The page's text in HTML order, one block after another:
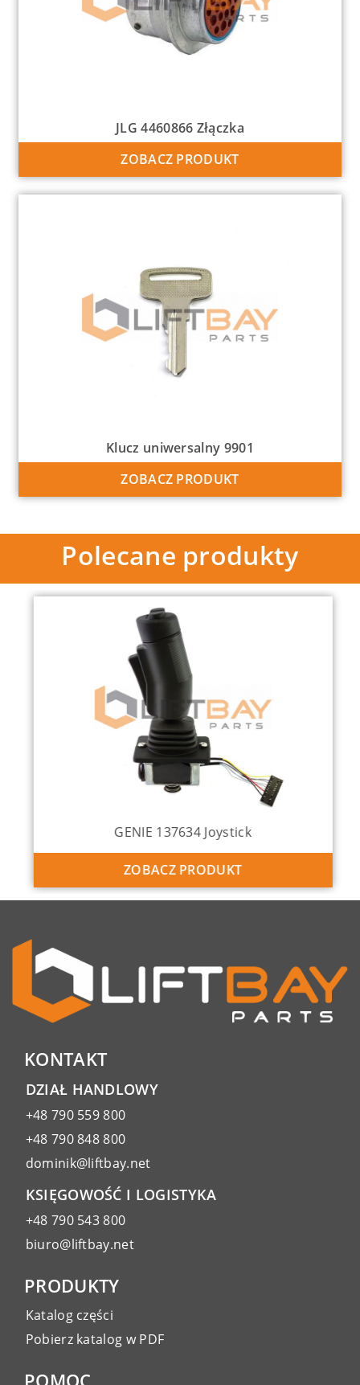
JLG 4460866 Złączka
ZOBACZ PRODUKT
Klucz uniwersalny 9901
ZOBACZ PRODUKT
Polecane produkty
GENIE 137634 Joystick
ZOBACZ PRODUKT
KONTAKT
DZIAŁ HANDLOWY
+48 790 559 800
+48 790 848 800
dominik@liftbay.net
KSIĘGOWOŚĆ I LOGISTYKA
+48 790 543 800
biuro@liftbay.net
PRODUKTY
Katalog części
Pobierz katalog w PDF